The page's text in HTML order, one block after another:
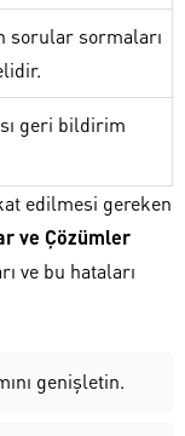
sorular sormaları
geri bildirim
edilmesi gereken
ve Çözümler
ve bu hataları
genişletin.